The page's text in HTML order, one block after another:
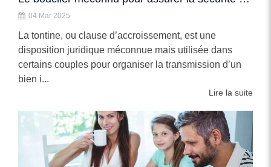
04 Mar 2025
La tontine, ou clause d’accroissement, est une
disposition juridique méconnue mais utilisée dans
certains couples pour organiser la transmission d’un
bien i...
Lire la suite